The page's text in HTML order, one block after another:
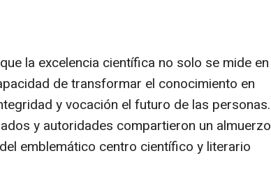
la excelencia científica no solo se mide en
de transformar el conocimiento en
y vocación el futuro de las personas.
y autoridades compartieron un almuerzo
emblemático centro científico y literario